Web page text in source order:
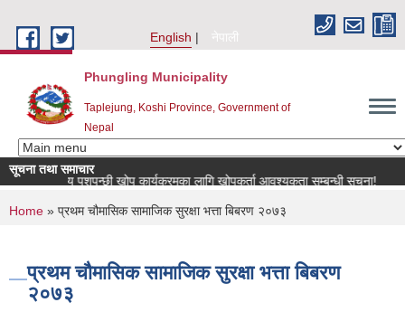
English
नेपाली
Phungling Municipality
Taplejung, Koshi Province, Government of
Nepal
सूचना तथा समाचार
राष्ट्रिय पशुपन्छी खोप कार्यक्रमका लागि खोपकर्ता आवश्यकता सम्बन्धी सूचना!
You are here
Home » प्रथम चौमासिक सामाजिक सुरक्षा भत्ता बिबरण २०७३
प्रथम चौमासिक सामाजिक सुरक्षा भत्ता बिबरण
२०७३